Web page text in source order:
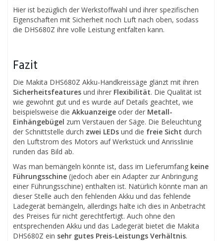
Hier ist bezüglich der Werkstoffwahl und ihrer spezifischen
Eigenschaften mit Sicherheit noch Luft nach oben, sodass
die DHS680Z ihre volle Leistung entfalten kann.
Fazit
Die Makita DHS680Z Akku-Handkreissäge glänzt mit ihren
Sicherheitsfeatures und ihrer Flexibilität. Die Qualität ist
wie gewohnt gut und es wurde auf Details geachtet, wie
beispielsweise die Akkuanzeige oder der Metall-
Einhängebügel zum Verstauen der Säge. Die Beleuchtung
der Schnittstelle durch zwei LEDs und die freie Sicht durch
den Luftstrom des Motors auf Werkstück und Anrisslinie
runden das Bild ab.
Was man bemängeln könnte ist, dass im Lieferumfang keine
Führungsschine (jedoch aber ein Adapter zur Anbringung
einer Führungsschine) enthalten ist. Natürlich könnte man an
dieser Stelle auch den fehlenden Akku und das fehlende
Ladegerät bemängeln, allerdings halte ich dies in Anbetracht
des Preises für nicht gerechtfertigt. Auch ohne den
entsprechenden Akku und das Ladegerät bietet die Makita
DHS680Z ein sehr gutes Preis-Leistungs Verhältnis.